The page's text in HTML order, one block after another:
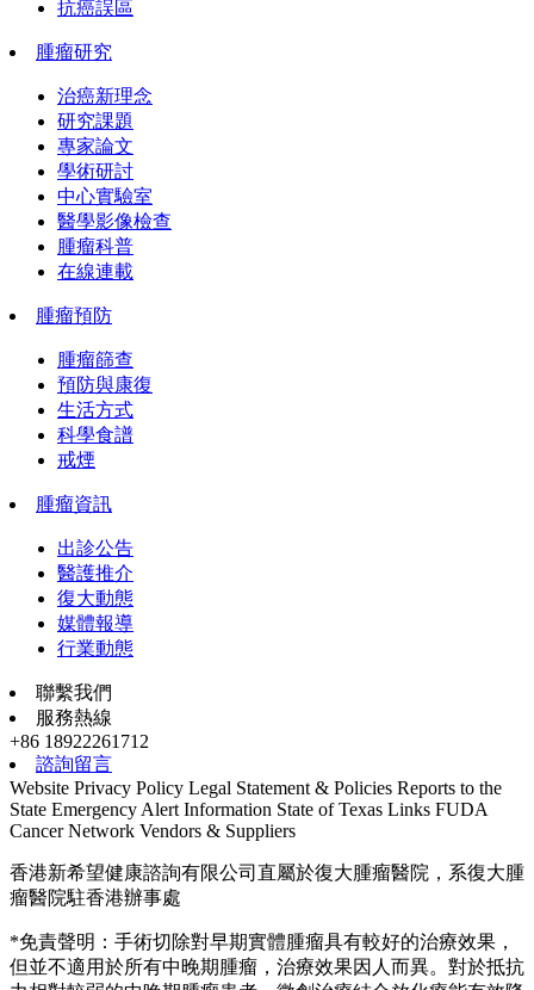
抗癌誤區
腫瘤研究
治癌新理念
研究課題
專家論文
學術研討
中心實驗室
醫學影像檢查
腫瘤科普
在線連載
腫瘤預防
腫瘤篩查
預防與康復
生活方式
科學食譜
戒煙
腫瘤資訊
出診公告
醫護推介
復大動態
媒體報導
行業動態
聯繫我們
服務熱線
+86 18922261712
諮詢留言
Website Privacy Policy Legal Statement & Policies Reports to the
State Emergency Alert Information State of Texas Links FUDA
Cancer Network Vendors & Suppliers
香港新希望健康諮詢有限公司直屬於復大腫瘤醫院，系復大腫
瘤醫院駐香港辦事處
*免責聲明：手術切除對早期實體腫瘤具有較好的治療效果，
但並不適用於所有中晚期腫瘤，治療效果因人而異。對於抵抗